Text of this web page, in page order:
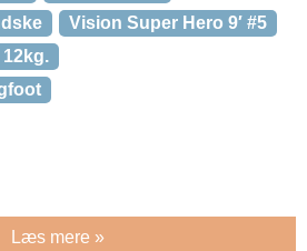
Vision Super Hero 9′ #5
Læs mere »